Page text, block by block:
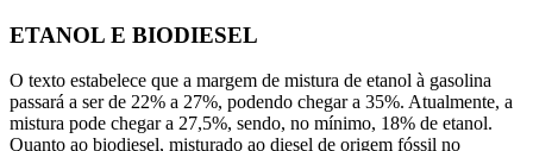
ETANOL E BIODIESEL
O texto estabelece que a margem de mistura de etanol à gasolina
passará a ser de 22% a 27%, podendo chegar a 35%. Atualmente, a
mistura pode chegar a 27,5%, sendo, no mínimo, 18% de etanol.
Quanto ao biodiesel, misturado ao diesel de origem fóssil no